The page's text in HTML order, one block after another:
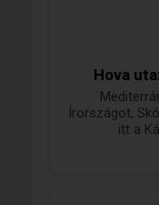
képes -
tudom,
Hova
Írországot,
itt a